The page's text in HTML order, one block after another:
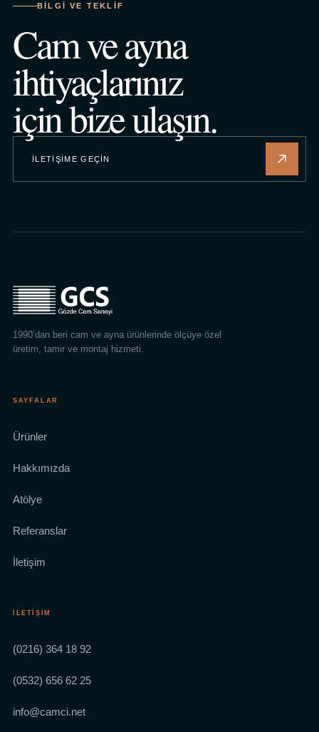
BILGI VE TEKLIF
Cam ve ayna
ihtiyaçlarınız
için bize ulaşın.
İLETIŞIME GEÇIN
1990’dan beri cam ve ayna ürünlerinde ölçüye özel
üretim, tamir ve montaj hizmeti.
SAYFALAR
Ürünler
Hakkımızda
Atölye
Referanslar
İletişim
İLETIŞIM
(0216) 364 18 92
(0532) 656 62 25
info@camci.net